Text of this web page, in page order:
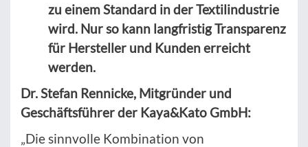
zu einem Standard in der Textilindustrie
wird. Nur so kann langfristig Transparenz
für Hersteller und Kunden erreicht
werden.
Dr. Stefan Rennicke, Mitgründer und
Geschäftsführer der Kaya&Kato GmbH:
„Die sinnvolle Kombination von